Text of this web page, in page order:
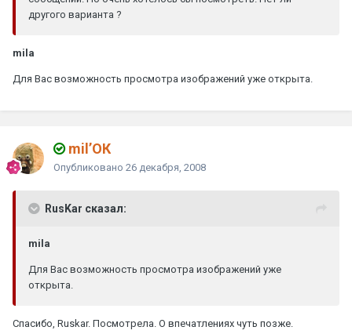
другого варианта ?
mila
Для Вас возможность просмотра изображений уже открыта.
mil’ОК
Опубликовано 26 декабря, 2008
RusKar сказал:
mila
Для Вас возможность просмотра изображений уже
открыта.
Спасибо, Ruskar. Посмотрела. О впечатлениях чуть позже.